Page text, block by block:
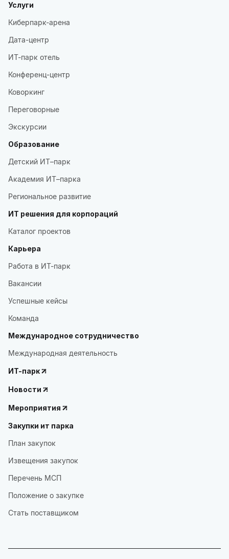
Услуги
Киберпарк-арена
Дата-центр
ИТ-парк отель
Конференц-центр
Коворкинг
Переговорные
Экскурсии
Образование
Детский ИТ–парк
Академия ИТ–парка
Региональное развитие
ИТ решения для корпораций
Каталог проектов
Карьера
Работа в ИТ-парк
Вакансии
Успешные кейсы
Команда
Международное сотрудничество
Международная деятельность
ИТ-парк
Новости
Мероприятия
Закупки ит парка
План закупок
Извещения закупок
Перечень МСП
Положение о закупке
Стать поставщиком